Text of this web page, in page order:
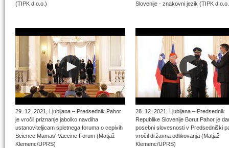
(TIPK d.o.o.)
Slovenije - znakovni jezik (TIPK
29. 12. 2021, Ljubljana – Predsednik Pahor
je vročil priznanje jabolko navdiha
ustanoviteljicam spletnega foruma o cepivih
Science Mamas' Vaccine Forum (Matjaž
Klemenc/UPRS)
28. 12. 2021, Ljubljana – Predsednik
Republike Slovenije Borut Pahor je
posebni slovesnosti v Predsedniški
vročil državna odlikovanja (Matjaž
Klemenc/UPRS)